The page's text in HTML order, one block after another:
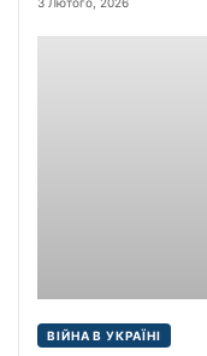
ВІЙНА В УКРАЇНІ